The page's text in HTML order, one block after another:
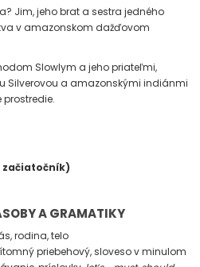
Jim, jeho brat a sestra jedného
v amazonskom dažďovom
Slowlym a jeho priateľmi,
Silverovou a amazonskými indiánmi
začiatočník)
A GRAMATIKY
rodina, telo
priebehový, sloveso v minulom